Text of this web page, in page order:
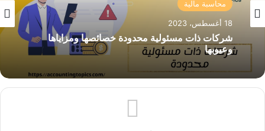
محاسبة مالية
18 أغسطس، 2023
شركات ذات مسئولية محدودة خصائصها ومزاياها
محاسبة مالية
26 مارس، 2021
3 احتمالات تواجه موظفي الحسابات عند جرد
الإيرادات – تابع جرد الإيرادات